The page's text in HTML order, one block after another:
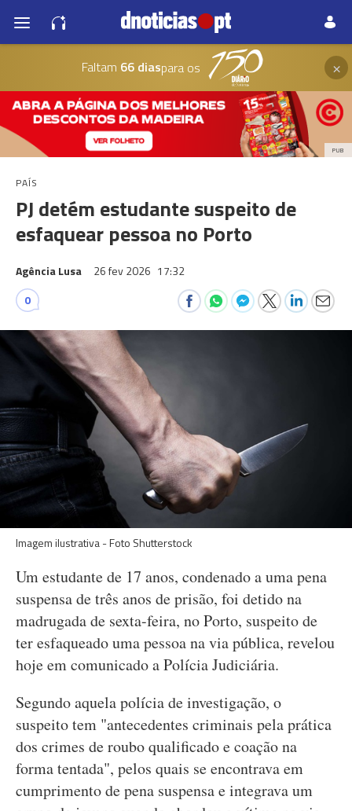
Faltam 66 diaspara os ×
PUB
PAÍS
PJ detém estudante suspeito de
esfaquear pessoa no Porto
Agência Lusa 26 fev 2026 17:32
0
Imagem ilustrativa - Foto Shutterstock
Um estudante de 17 anos, condenado a uma pena
suspensa de três anos de prisão, foi detido na
madrugada de sexta-feira, no Porto, suspeito de
ter esfaqueado uma pessoa na via pública, revelou
hoje em comunicado a Polícia Judiciária.
Segundo aquela polícia de investigação, o
suspeito tem "antecedentes criminais pela prática
dos crimes de roubo qualificado e coação na
forma tentada", pelos quais se encontrava em
cumprimento de pena suspensa e integrava um